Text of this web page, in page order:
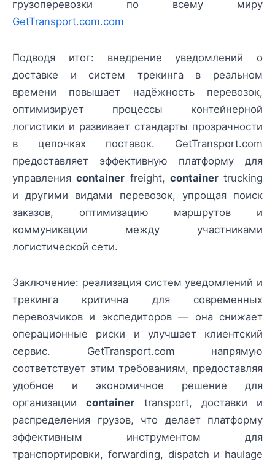
грузоперевозки по всему миру
GetTransport.com.com
Подводя итог: внедрение уведомлений о
доставке и систем трекинга в реальном
времени повышает надёжность перевозок,
оптимизирует процессы контейнерной
логистики и развивает стандарты прозрачности
в цепочках поставок. GetTransport.com
предоставляет эффективную платформу для
управленияcontainer freight, containertrucking
и другими видами перевозок, упрощая поиск
заказов, оптимизацию маршрутов и
коммуникации между участниками
логистической сети.
Заключение: реализация систем уведомлений и
трекинга критична для современных
перевозчиков и экспедиторов — она снижает
операционные риски и улучшает клиентский
сервис. GetTransport.com напрямую
соответствует этим требованиям, предоставляя
удобное и экономичное решение для
организацииcontainer transport, доставки и
распределения грузов, что делает платформу
эффективным инструментом для
транспортировки, forwarding, dispatch и haulage